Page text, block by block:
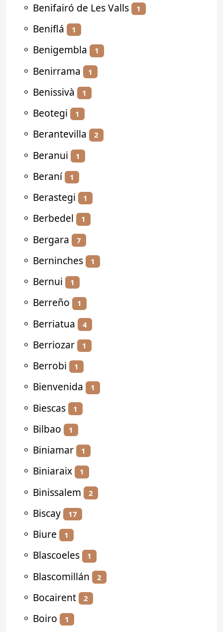
⚬ Benifairó de Les Valls 1
⚬ Beniflá 1
⚬ Benigembla 1
⚬ Benirrama 1
⚬ Benissivà 1
⚬ Beotegi 1
⚬ Berantevilla 2
⚬ Beranui 1
⚬ Beraní 1
⚬ Berastegi 1
⚬ Berbedel 1
⚬ Bergara 7
⚬ Berninches 1
⚬ Bernui 1
⚬ Berreño 1
⚬ Berriatua 4
⚬ Berriozar 1
⚬ Berrobi 1
⚬ Bienvenida 1
⚬ Biescas 1
⚬ Bilbao 1
⚬ Biniamar 1
⚬ Biniaraix 1
⚬ Binissalem 2
⚬ Biscay 17
⚬ Biure 1
⚬ Blascoeles 1
⚬ Blascomillán 2
⚬ Bocairent 2
⚬ Boiro 1